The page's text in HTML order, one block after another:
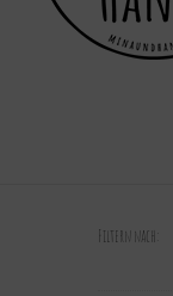
Filtern nach: